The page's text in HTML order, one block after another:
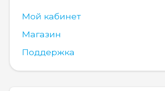
Мой кабинет
Магазин
Поддержка